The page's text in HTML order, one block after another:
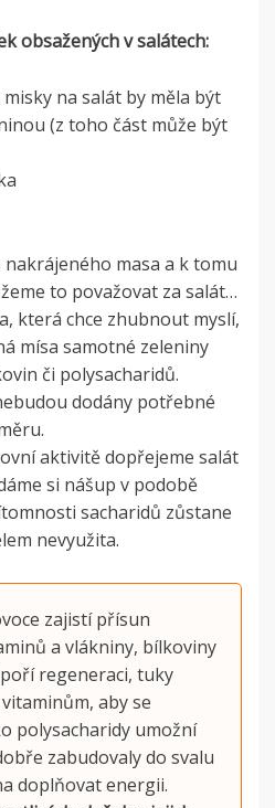
obsažených v salátech:
na salát by měla být
(z toho část může být
nakrájeného masa a k tomu
to považovat za salát…
která chce zhubnout myslí,
mísa samotné zeleniny
či polysacharidů.
dodány potřebné
aktivitě dopřejeme salát
si nášup v podobě
sacharidů zůstane
nevyužita.
zajistí přísun
a vlákniny, bílkoviny
regeneraci, tuky
aby se
polysacharidy umožní
zabudovaly do svalu
doplňovat energii.